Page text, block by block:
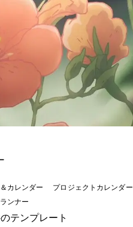
カレンダー
プロジェクトカレンダー
ンナー
テンプレート